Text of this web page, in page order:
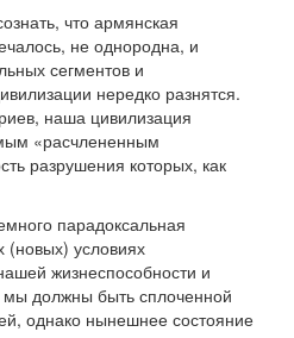
что армянская
не однородна, и
сегментов и
нередко разнятся.
наша цивилизация
«расчлененным
разрушения которых, как
парадоксальная
условиях
жизнеспособности и
мы должны быть сплоченной
однако нынешнее состояние